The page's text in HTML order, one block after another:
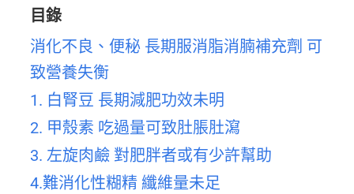
目錄
消化不良、便秘 長期服消脂消腩補充劑 可
致營養失衡
1. 白腎豆 長期減肥功效未明
2. 甲殼素 吃過量可致肚脹肚瀉
3. 左旋肉鹼 對肥胖者或有少許幫助
4.難消化性糊精 纖維量未足